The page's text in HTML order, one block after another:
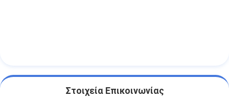
Στοιχεία Επικοινωνίας